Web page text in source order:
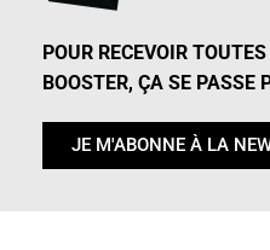
POUR RECEVOIR
BOOSTER, ÇA SE PASSE
JE M'ABONNE À LA